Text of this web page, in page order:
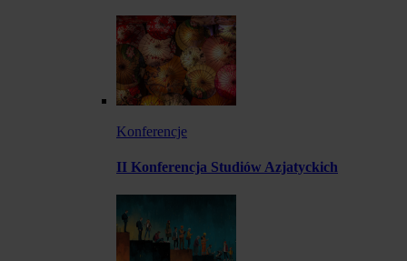
Konferencje
II Konferencja Studiów Azjatyckich